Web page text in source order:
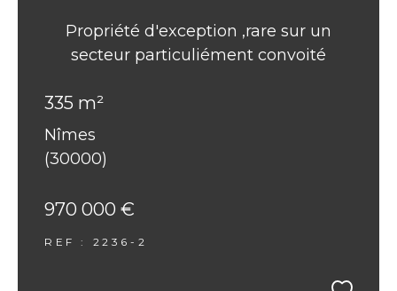
Propriété d'exception ,rare sur un
secteur particuliément convoité
335 m²
Nîmes
(30000)
970 000 €
REF : 2236-2